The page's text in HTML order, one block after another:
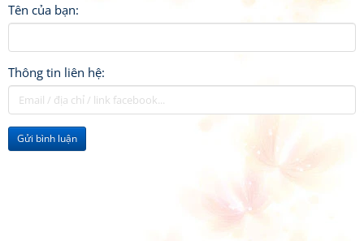
Tên của bạn:
Thông tin liên hệ:
Gửi bình luận